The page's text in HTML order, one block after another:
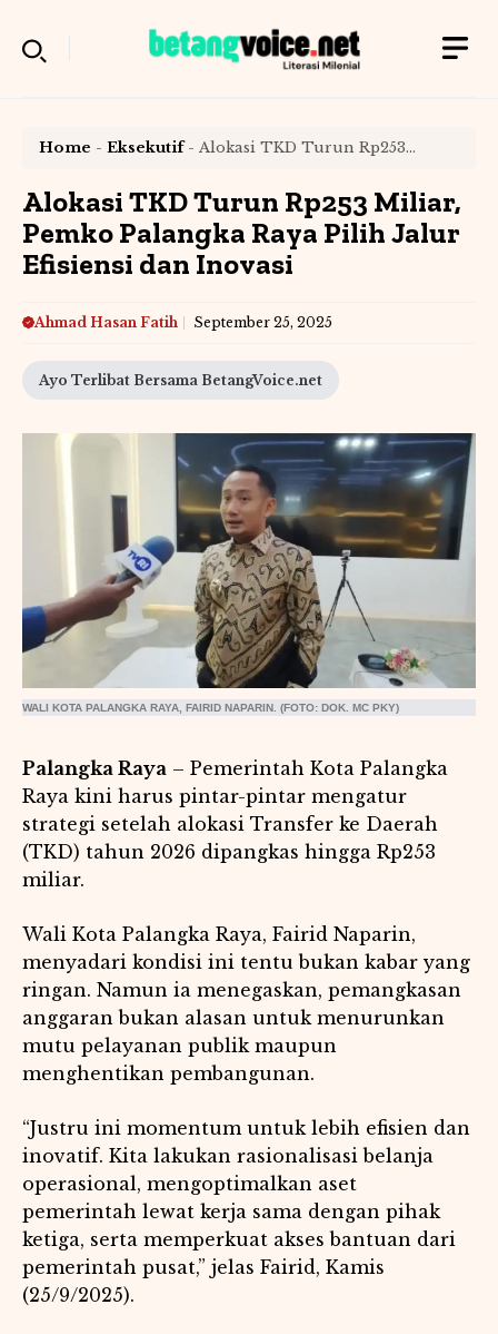
Home - Eksekutif- Alokasi TKD Turun Rp253
Inovasi
Alokasi TKD Turun Rp253 Miliar,
Pemko Palangka Raya Pilih Jalur
Efisiensi dan Inovasi
Ahmad Hasan Fatih September 25, 2025
Ayo Terlibat Bersama BetangVoice.net
WALI KOTA PALANGKA RAYA, FAIRID NAPARIN. (FOTO: DOK. MC PKY)
Palangka Raya – Pemerintah Kota Palangka
Raya kini harus pintar-pintar mengatur
strategi setelah alokasi Transfer ke Daerah
(TKD) tahun 2026 dipangkas hingga Rp253
miliar.
Wali Kota Palangka Raya, Fairid Naparin,
menyadari kondisi ini tentu bukan kabar yang
ringan. Namun ia menegaskan, pemangkasan
anggaran bukan alasan untuk menurunkan
mutu pelayanan publik maupun
menghentikan pembangunan.
“Justru ini momentum untuk lebih efisien dan
inovatif. Kita lakukan rasionalisasi belanja
operasional, mengoptimalkan aset
pemerintah lewat kerja sama dengan pihak
ketiga, serta memperkuat akses bantuan dari
pemerintah pusat,” jelas Fairid, Kamis
(25/9/2025).